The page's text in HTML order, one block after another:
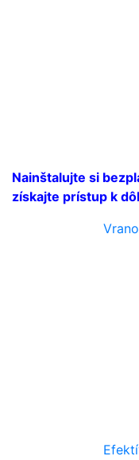
Nainštalujte si
získajte prístup k